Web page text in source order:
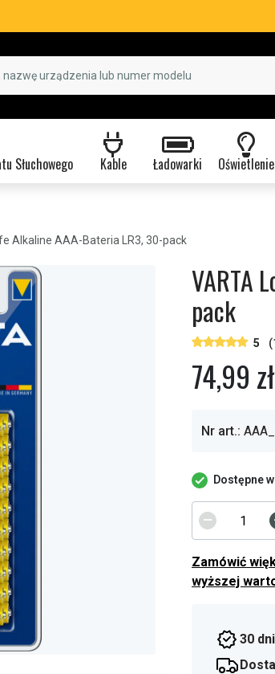
Słuchowego Kable Ładowarki Oświetlenie
Alkaline AAA-Bateria LR3, 30-pack
VARTA
pack
5
74,99 zł
Nr art.:
Dostępne
Zamówić
wyższej
30